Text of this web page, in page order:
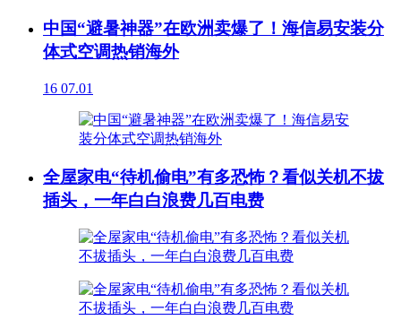
中国“避暑神器”在欧洲卖爆了！海信易安装分
体式空调热销海外
16 07.01
全屋家电“待机偷电”有多恐怖？看似关机不拔
插头，一年白白浪费几百电费